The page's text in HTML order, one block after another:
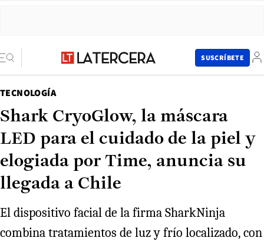
SUSCRÍBETE
TECNOLOGÍA
Shark CryoGlow, la máscara
LED para el cuidado de la piel y
elogiada por Time, anuncia su
llegada a Chile
El dispositivo facial de la firma SharkNinja
combina tratamientos de luz y frío localizado, con